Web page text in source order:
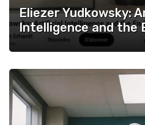
Eliezer Yudkowsky:
Intelligence and the